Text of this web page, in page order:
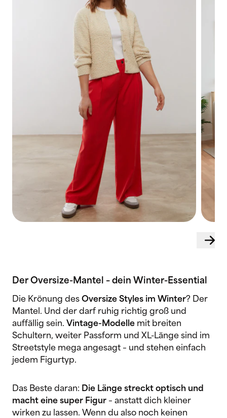
Der Oversize-Mantel – dein Winter-Essential
Die Krönung des Oversize Styles im Winter? Der
Mantel. Und der darf ruhig richtig groß und
auffällig sein. Vintage-Modelle mit breiten
Schultern, weiter Passform und XL-Länge sind im
Streetstyle mega angesagt – und stehen einfach
jedem Figurtyp.
Das Beste daran: Die Länge streckt optisch und
macht eine super Figur – anstatt dich kleiner
wirken zu lassen. Wenn du also noch keinen